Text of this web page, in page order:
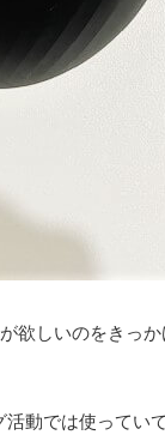
欲しいのをきっ
動では使ってい